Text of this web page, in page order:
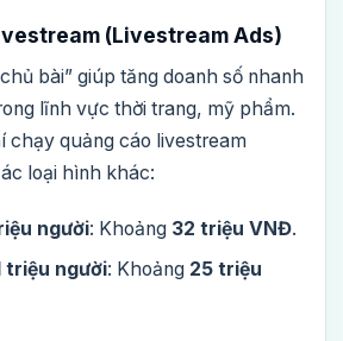
(Livestream Ads)
bài” giúp tăng doanh số nhanh
lĩnh vực thời trang, mỹ phẩm.
chạy quảng cáo livestream
loại hình khác:
người: Khoảng 32 triệu VNĐ.
triệu người: Khoảng 25 triệu